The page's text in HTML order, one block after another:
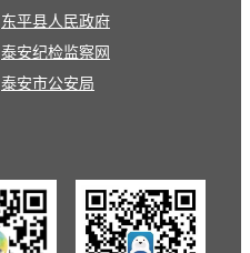
东平县人民政府
泰安纪检监察网
泰安市公安局